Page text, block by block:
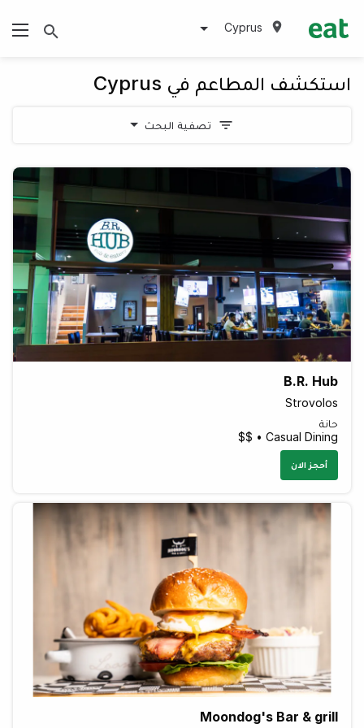
Cyprus
استكشف المطاعم في Cyprus
تصفية البحث
B.R. Hub
Strovolos
حانة
Casual Dining • $$
أحجز الان
Moondog's Bar & grill